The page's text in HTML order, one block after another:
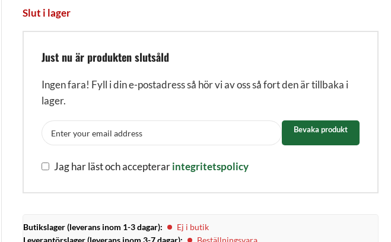
Slut i lager
Just nu är produkten slutsåld
Ingen fara! Fyll i din e-postadress så hör vi av oss så fort den är tillbaka i
lager.
Bevaka produkt
Jag har läst och accepterarintegritetspolicy
Butikslager (leverans inom 1-3 dagar):
Ej i butik